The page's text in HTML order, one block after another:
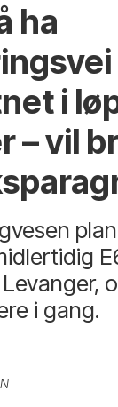
ha
i
– vil
i gang.